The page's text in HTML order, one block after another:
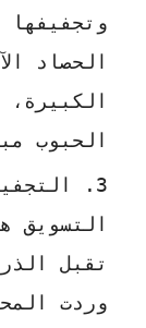
الحصاد
الحبوب
التسويق
وردت